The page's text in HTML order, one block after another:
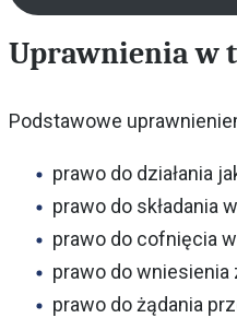
Uprawnienia w
Podstawowe
prawo do działania
prawo do składania
prawo do cofnięcia
prawo do wniesienia
prawo do żądania